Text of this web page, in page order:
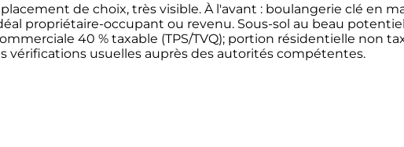
de choix, très visible. À l'avant : boulangerie clé en
propriétaire-occupant ou revenu. Sous-sol au beau
40 % taxable (TPS/TVQ); portion résidentielle non
vérifications usuelles auprès des autorités compétentes.